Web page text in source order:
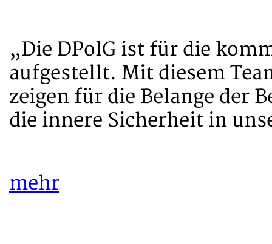
„Die DPolG ist für die
aufgestellt. Mit diesem
zeigen für die Belange der
die innere Sicherheit in
mehr